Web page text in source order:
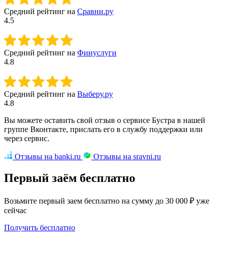
Средний рейтинг на Сравни.ру
4.5
Средний рейтинг на Финуслуги
4.8
Средний рейтинг на Выберу.ру
4.8
Вы можете оставить свой отзыв о сервисе Бустра в нашей
группе Вконтакте, прислать его в службу поддержки или
через сервис.
Отзывы на banki.ru Отзывы на sravni.ru
Первый заём бесплатно
Возьмите первый заем бесплатно на сумму до 30 000 ₽ уже
сейчас
Получить бесплатно